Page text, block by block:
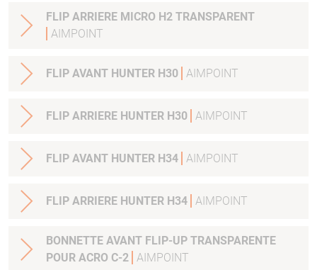
FLIP ARRIERE MICRO H2 TRANSPARENT
AIMPOINT
FLIP AVANT HUNTER H30 AIMPOINT
FLIP ARRIERE HUNTER H30 AIMPOINT
FLIP AVANT HUNTER H34 AIMPOINT
FLIP ARRIERE HUNTER H34 AIMPOINT
BONNETTE AVANT FLIP-UP TRANSPARENTE
POUR ACRO C-2 AIMPOINT